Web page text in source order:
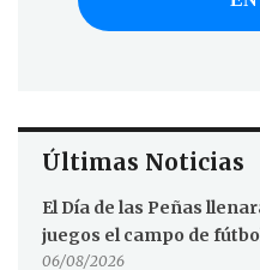
Últimas Noticias
El Día de las Peñas
juegos el campo de
06/08/2026